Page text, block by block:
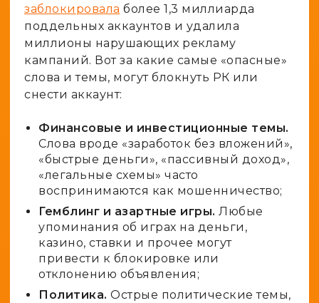
заблокировала более 1,3 миллиарда
поддельных аккаунтов и удалила
миллионы нарушающих рекламу
кампаний. Вот за какие самые «опасные»
слова и темы, могут блокнуть РК или
снести аккаунт:
Финансовые и инвестиционные темы.
Слова вроде «заработок без вложений»,
«быстрые деньги», «пассивный доход»,
«легальные схемы» часто
воспринимаются как мошенничество;
Гемблинг и азартные игры. Любые
упоминания об играх на деньги,
казино, ставки и прочее могут
привести к блокировке или
отклонению объявления;
Политика. Острые политические темы,